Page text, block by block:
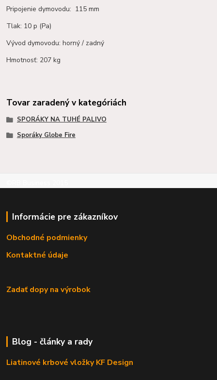
Pripojenie dymovodu: 115 mm
Tlak: 10 p (Pa)
Vývod dymovodu: horný / zadný
Hmotnosť: 207 kg
Tovar zaradený v kategóriách
SPORÁKY NA TUHÉ PALIVO
Sporáky Globe Fire
Informácie pre zákazníkov
Obchodné podmienky
Kontaktné údaje
Zadať dopy na výrobok
Blog - články a rady
Liatinové krbové vložky KF Design